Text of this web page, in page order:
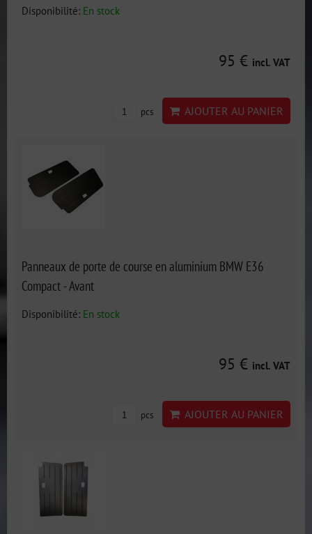
Disponibilité: En stock
95 € incl. VAT
pcs AJOUTER AU PANIER
Panneaux de porte de course en aluminium BMW E36
Compact - Avant
Disponibilité: En stock
95 € incl. VAT
pcs AJOUTER AU PANIER